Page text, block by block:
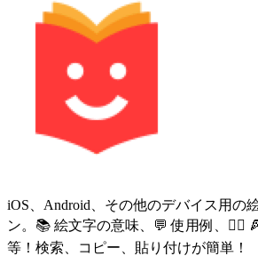
iOS、Android、その他のデバイス用の
ン。📚 絵文字の意味、💬 使用例、🙅‍♀️
等！検索、コピー、貼り付けが簡単！